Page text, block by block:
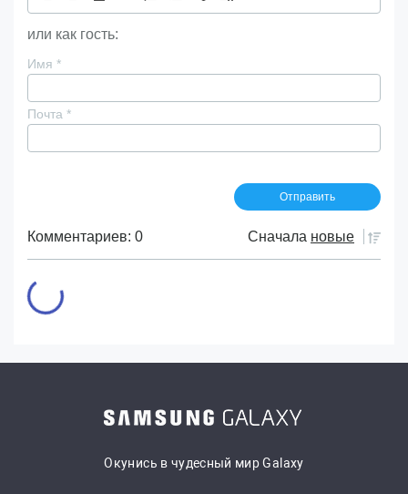
или как гость:
Имя *
Почта *
Комментариев: 0 Сначала новые
Окунись в чудесный мир Galaxy